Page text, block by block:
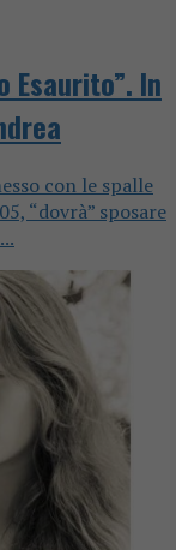
Esaurito”. In
con le spalle
“dovrà” sposare